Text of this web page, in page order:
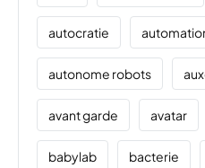
autocratie
autonome robots
avant garde avatar
babylab bacterie